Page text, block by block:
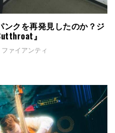
クを再発見したのか？ジ
』
ァイアンティ